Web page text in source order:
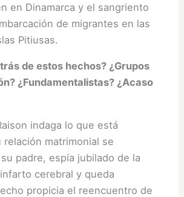
en Dinamarca y el sangriento
de migrantes en las
Pitiusas.
de estos hechos? ¿Grupos
¿Fundamentalistas? ¿Acaso
indaga lo que está
matrimonial se
padre, espía jubilado de la
cerebral y queda
propicia el reencuentro de